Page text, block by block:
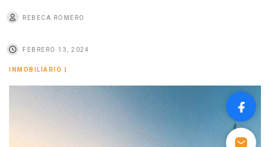
REBECA ROMERO
FEBRERO 13, 2024
INMOBILIARIO